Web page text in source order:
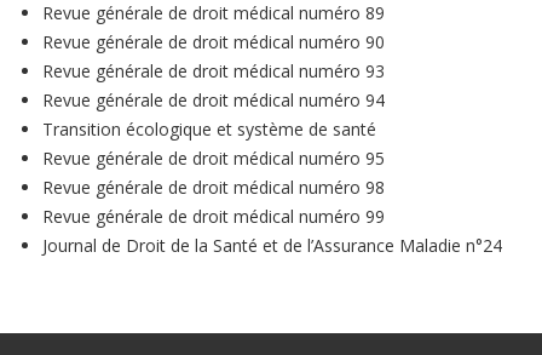
Revue générale de droit médical numéro 89
Revue générale de droit médical numéro 90
Revue générale de droit médical numéro 93
Revue générale de droit médical numéro 94
Transition écologique et système de santé
Revue générale de droit médical numéro 95
Revue générale de droit médical numéro 98
Revue générale de droit médical numéro 99
Journal de Droit de la Santé et de l’Assurance Maladie n°24